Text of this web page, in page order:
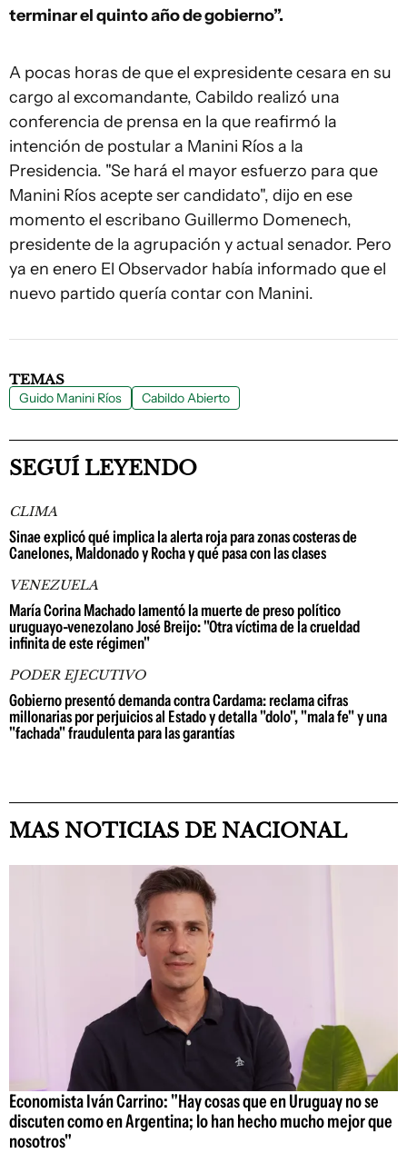
terminar el quinto año de gobierno”.
A pocas horas de que el expresidente cesara en su
cargo al excomandante, Cabildo realizó una
conferencia de prensa en la que reafirmó la
intención de postular a Manini Ríos a la
Presidencia. "Se hará el mayor esfuerzo para que
Manini Ríos acepte ser candidato", dijo en ese
momento el escribano Guillermo Domenech,
presidente de la agrupación y actual senador. Pero
ya en enero El Observador había informado que el
nuevo partido quería contar con Manini.
TEMAS
Guido Manini Ríos Cabildo Abierto
SEGUÍ LEYENDO
CLIMA
Sinae explicó qué implica la alerta roja para zonas costeras de
Canelones, Maldonado y Rocha y qué pasa con las clases
VENEZUELA
María Corina Machado lamentó la muerte de preso político
uruguayo-venezolano José Breijo: "Otra víctima de la crueldad
infinita de este régimen"
PODER EJECUTIVO
Gobierno presentó demanda contra Cardama: reclama cifras
millonarias por perjuicios al Estado y detalla "dolo", "mala fe" y una
"fachada" fraudulenta para las garantías
MAS NOTICIAS DE NACIONAL
Economista Iván Carrino: "Hay cosas que en Uruguay no se
discuten como en Argentina; lo han hecho mucho mejor que
nosotros"